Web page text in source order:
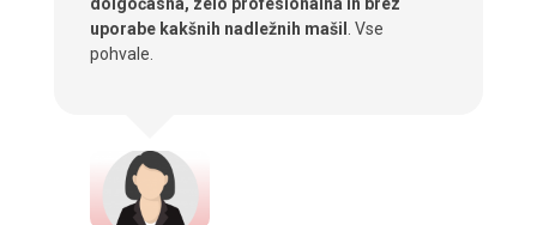
uporabe kakšnih nadležnih mašil
. Vse
pohvale.